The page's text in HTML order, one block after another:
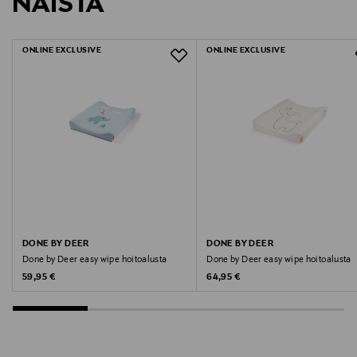
Materiaali: Päällinen 100% Oeko-Text sertifioitu
1552165
LUE TARKEMMAT PALAUTUSOHJEET
ONLINE EXCLUSIVE
DONE BY DEER
Done by Deer easy wipe hoitoalusta
Original Price
59,95 €
ONLINE EXCLUSIVE
DONE BY DEER
Done by Deer easy wipe hoitoalusta
Original Price
64,95 €